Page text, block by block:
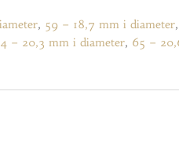
, 59 – 18,7 mm i diameter,
– 20,3 mm i diameter, 65 –